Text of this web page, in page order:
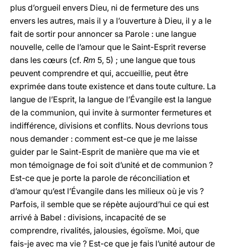
plus d’orgueil envers Dieu, ni de fermeture des uns
envers les autres, mais il y a l’ouverture à Dieu, il y a le
fait de sortir pour annoncer sa Parole : une langue
nouvelle, celle de l’amour que le Saint-Esprit reverse
dans les cœurs (cf. Rm 5, 5) ; une langue que tous
peuvent comprendre et qui, accueillie, peut être
exprimée dans toute existence et dans toute culture. La
langue de l’Esprit, la langue de l’Évangile est la langue
de la communion, qui invite à surmonter fermetures et
indifférence, divisions et conflits. Nous devrions tous
nous demander : comment est-ce que je me laisse
guider par le Saint-Esprit de manière que ma vie et
mon témoignage de foi soit d’unité et de communion ?
Est-ce que je porte la parole de réconciliation et
d’amour qu’est l’Évangile dans les milieux où je vis ?
Parfois, il semble que se répète aujourd’hui ce qui est
arrivé à Babel : divisions, incapacité de se
comprendre, rivalités, jalousies, égoïsme. Moi, que
fais-je avec ma vie ? Est-ce que je fais l’unité autour de